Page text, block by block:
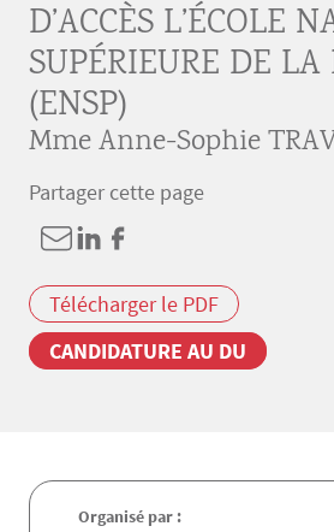
D’ACCÈS L’ÉCOLE
SUPÉRIEURE DE LA
(ENSP)
Mme Anne-Sophie
Partager cette page
Télécharger le PDF
CANDIDATURE AU DU
Organisé par :